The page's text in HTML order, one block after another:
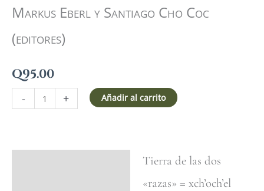
Markus Eberl y Santiago Cho Coc
(editores)
Q95.00
- + Añadir al carrito
Tierra de las dos
«razas» = xch’och’el